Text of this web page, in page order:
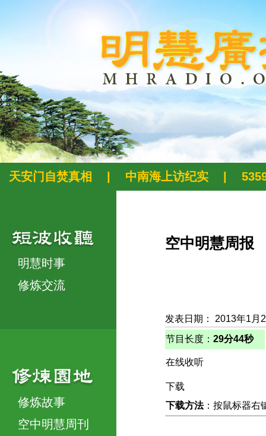
天安门自焚真相 中南海上访纪实
明慧时事
修炼交流
修炼故事
空中明慧周刊
空中明慧周报
发表日期： 2013年1月
节目长度： 29分44秒
在线收听
下载
下载方法：按鼠标器右